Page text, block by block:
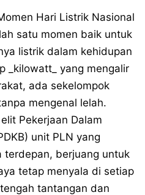
Hari Listrik Nasional
satu momen baik untuk
listrik dalam kehidupan
_kilowatt_ yang mengalir
ada sekelompok
mengenal lelah.
Pekerjaan Dalam
unit PLN yang
berjuang untuk
tetap menyala di setiap
tantangan dan